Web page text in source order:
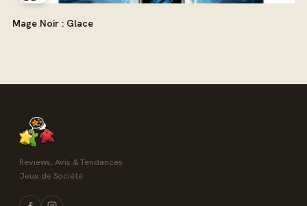
Mage Noir : Glace
Reviews, Avis & Tendances
Jeux de Société